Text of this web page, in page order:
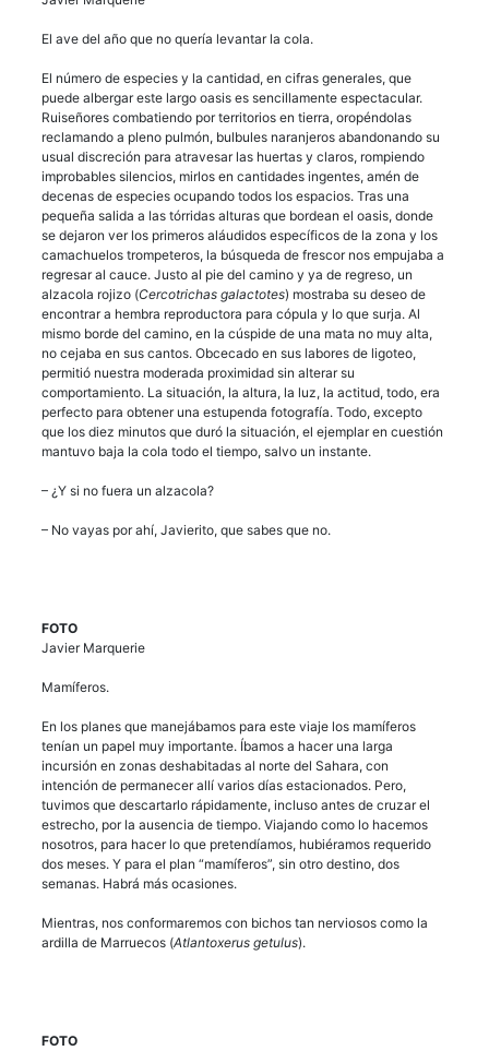
El ave del año que no quería levantar la cola.
El número de especies y la cantidad, en cifras generales, que
puede albergar este largo oasis es sencillamente espectacular.
Ruiseñores combatiendo por territorios en tierra, oropéndolas
reclamando a pleno pulmón, bulbules naranjeros abandonando su
usual discreción para atravesar las huertas y claros, rompiendo
improbables silencios, mirlos en cantidades ingentes, amén de
decenas de especies ocupando todos los espacios. Tras una
pequeña salida a las tórridas alturas que bordean el oasis, donde
se dejaron ver los primeros aláudidos específicos de la zona y los
camachuelos trompeteros, la búsqueda de frescor nos empujaba a
regresar al cauce. Justo al pie del camino y ya de regreso, un
alzacola rojizo (Cercotrichas galactotes) mostraba su deseo de
encontrar a hembra reproductora para cópula y lo que surja. Al
mismo borde del camino, en la cúspide de una mata no muy alta,
no cejaba en sus cantos. Obcecado en sus labores de ligoteo,
permitió nuestra moderada proximidad sin alterar su
comportamiento. La situación, la altura, la luz, la actitud, todo, era
perfecto para obtener una estupenda fotografía. Todo, excepto
que los diez minutos que duró la situación, el ejemplar en cuestión
mantuvo baja la cola todo el tiempo, salvo un instante.
– ¿Y si no fuera un alzacola?
– No vayas por ahí, Javierito, que sabes que no.
FOTO
Javier Marquerie
Mamíferos.
En los planes que manejábamos para este viaje los mamíferos
tenían un papel muy importante. Íbamos a hacer una larga
incursión en zonas deshabitadas al norte del Sahara, con
intención de permanecer allí varios días estacionados. Pero,
tuvimos que descartarlo rápidamente, incluso antes de cruzar el
estrecho, por la ausencia de tiempo. Viajando como lo hacemos
nosotros, para hacer lo que pretendíamos, hubiéramos requerido
dos meses. Y para el plan “mamíferos”, sin otro destino, dos
semanas. Habrá más ocasiones.
Mientras, nos conformaremos con bichos tan nerviosos como la
ardilla de Marruecos (Atlantoxerus getulus).
FOTO